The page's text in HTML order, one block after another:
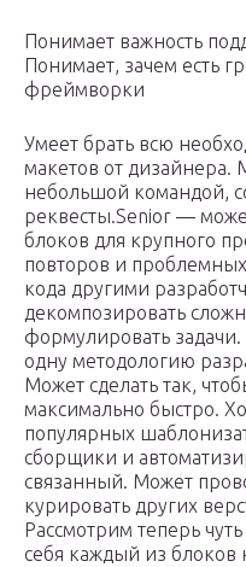
Понимает важность
Понимает, зачем есть
фреймворки
Умеет брать всю
макетов от дизайнера.
небольшой командой,
реквесты.Senior —
блоков для крупного
повторов и
кода другими
декомпозировать
формулировать
одну методологию
Может сделать так,
максимально быстро.
популярных
сборщики и
связанный. Может
курировать других
Рассмотрим теперь
себя каждый из блоков